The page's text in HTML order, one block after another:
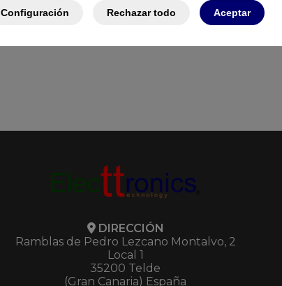
Configuración Rechazar todo Aceptar
DIRECCIÓN
Ramblas de Pedro Lezcano Montalvo, 2
Local 1
35200 Telde
(Gran Canaria) España